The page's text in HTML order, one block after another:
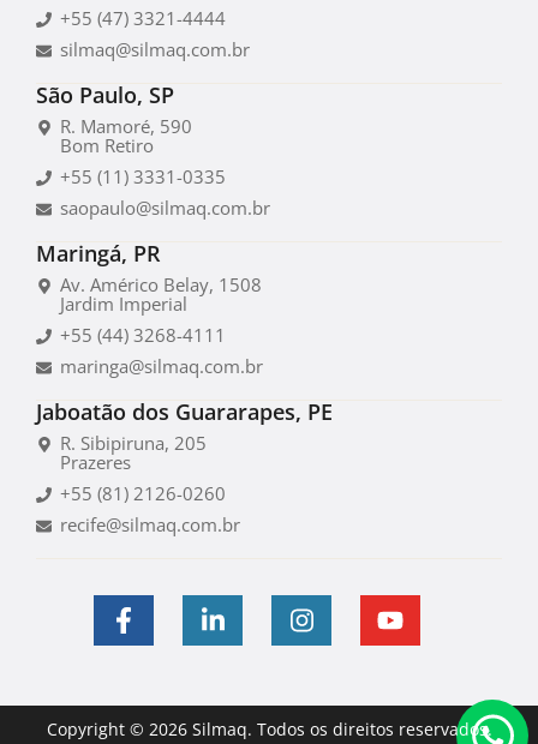
+55 (47) 3321-4444
silmaq@silmaq.com.br
São Paulo, SP
R. Mamoré, 590
Bom Retiro
+55 (11) 3331-0335
saopaulo@silmaq.com.br
Maringá, PR
Av. Américo Belay, 1508
Jardim Imperial
+55 (44) 3268-4111
maringa@silmaq.com.br
Jaboatão dos Guararapes, PE
R. Sibipiruna, 205
Prazeres
+55 (81) 2126-0260
recife@silmaq.com.br
Copyright © 2026 Silmaq. Todos os direitos reservados.